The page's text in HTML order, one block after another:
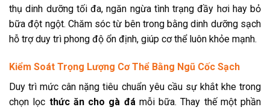
thụ dinh dưỡng tối đa, ngăn ngừa tình trạng đầy hơi hay bỏ
bữa đột ngột. Chăm sóc từ bên trong bằng dinh dưỡng sạch
hỗ trợ duy trì phong độ ổn định, giúp cơ thể luôn khỏe mạnh.
Kiểm Soát Trọng Lượng Cơ Thể Bằng Ngũ Cốc Sạch
Duy trì mức cân nặng tiêu chuẩn yêu cầu sự khắt khe trong
chọn lọc thức ăn cho gà đá mỗi bữa. Thay thế một phần